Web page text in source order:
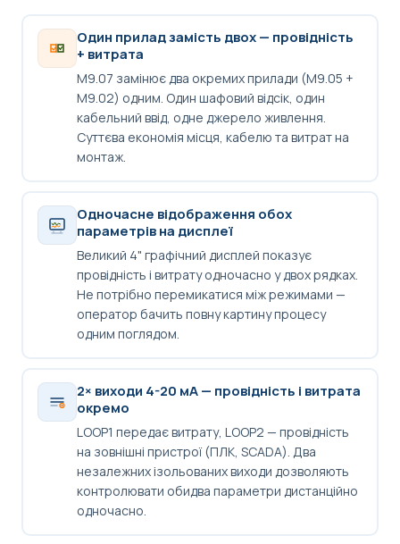
Один прилад замість двох — провідність
+ витрата
M9.07 замінює два окремих прилади (M9.05 +
M9.02) одним. Один шафовий відсік, один
кабельний ввід, одне джерело живлення.
Суттєва економія місця, кабелю та витрат на
монтаж.
Одночасне відображення обох
параметрів на дисплеї
Великий 4" графічний дисплей показує
провідність і витрату одночасно у двох рядках.
Не потрібно перемикатися між режимами —
оператор бачить повну картину процесу
одним поглядом.
2× виходи 4-20 мА — провідність і витрата
окремо
LOOP1 передає витрату, LOOP2 — провідність
на зовнішні пристрої (ПЛК, SCADA). Два
незалежних ізольованих виходи дозволяють
контролювати обидва параметри дистанційно
одночасно.